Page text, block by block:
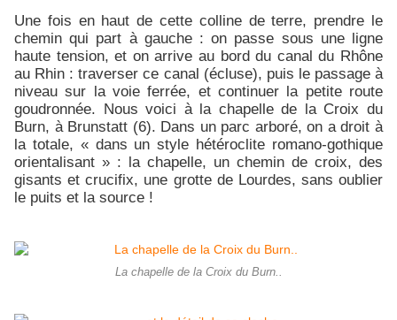
Une fois en haut de cette colline de terre, prendre le
chemin qui part à gauche : on passe sous une ligne
haute tension, et on arrive au bord du canal du Rhône
au Rhin : traverser ce canal (écluse), puis le passage à
niveau sur la voie ferrée, et continuer la petite route
goudronnée. Nous voici à la chapelle de la Croix du
Burn, à Brunstatt (6). Dans un parc arboré, on a droit à
la totale, « dans un style hétéroclite romano-gothique
orientalisant » : la chapelle, un chemin de croix, des
gisants et crucifix, une grotte de Lourdes, sans oublier
le puits et la source !
La chapelle de la Croix du Burn..